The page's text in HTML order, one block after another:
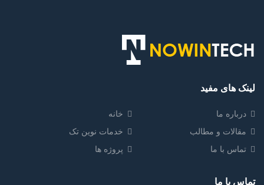
لینک های مفید
خانه
درباره ما
خدمات نوین تک
مقالات و مطالب
پروژه ها
تماس با ما
تماس با ما